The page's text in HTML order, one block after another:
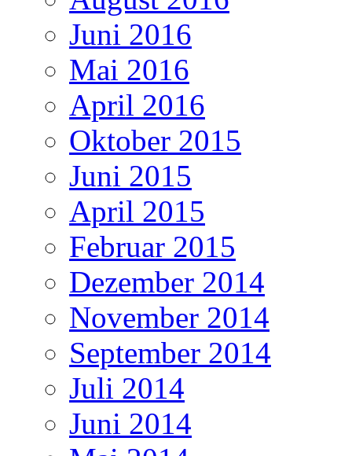
Juni 2016
Mai 2016
April 2016
Oktober 2015
Juni 2015
April 2015
Februar 2015
Dezember 2014
November 2014
September 2014
Juli 2014
Juni 2014